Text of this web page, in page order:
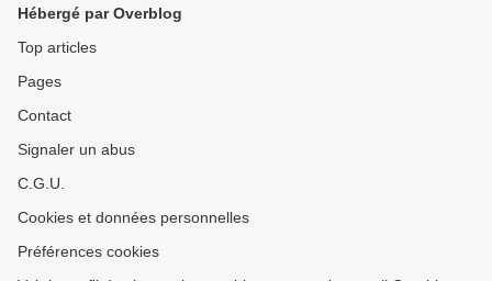
Hébergé par Overblog
Top articles
Pages
Contact
Signaler un abus
C.G.U.
Cookies et données personnelles
Préférences cookies